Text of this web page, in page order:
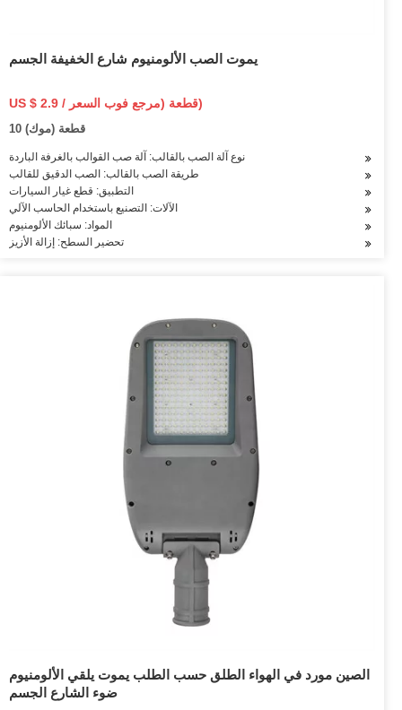
يموت الصب الألومنيوم شارع الخفيفة الجسم
US $ 2.9 / قطعة (مرجع فوب السعر)
10 قطعة (موك)
نوع آلة الصب بالقالب: آلة صب القوالب بالغرفة الباردة
طريقة الصب بالقالب: الصب الدقيق للقالب
التطبيق: قطع غيار السيارات
الآلات: التصنيع باستخدام الحاسب الآلي
المواد: سبائك الألومنيوم
تحضير السطح: إزالة الأزيز
الصين مورد في الهواء الطلق حسب الطلب يموت يلقي الألومنيوم
ضوء الشارع الجسم